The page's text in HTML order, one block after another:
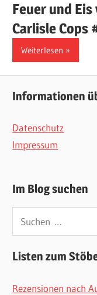
Feuer und
Carlisle Cops
Weiterlesen
Informationen
Datenschutz
Impressum
Im Blog suchen
Suchen
nach:
Listen zum
Rezensionen nach